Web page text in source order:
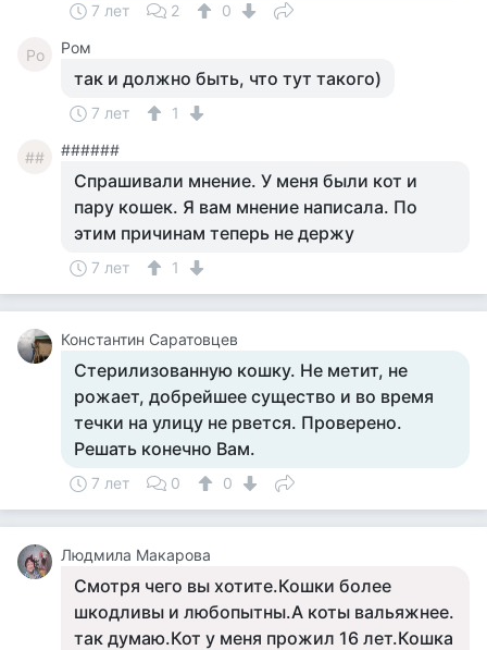
7 лет 2 0
Ро Ром
так и должно быть, что тут такого)
7 лет 1
## ######
Спрашивали мнение. У меня были кот и
пару кошек. Я вам мнение написала. По
этим причинам теперь не держу
7 лет 1
Константин Саратовцев
Стерилизованную кошку. Не метит, не
рожает, добрейшее существо и во время
течки на улицу не рвется. Проверено.
Решать конечно Вам.
7 лет 0 0
Людмила Макарова
Смотря чего вы хотите.Кошки более
шкодливы и любопытны.А коты вальяжнее.
так думаю.Кот у меня прожил 16 лет.Кошка